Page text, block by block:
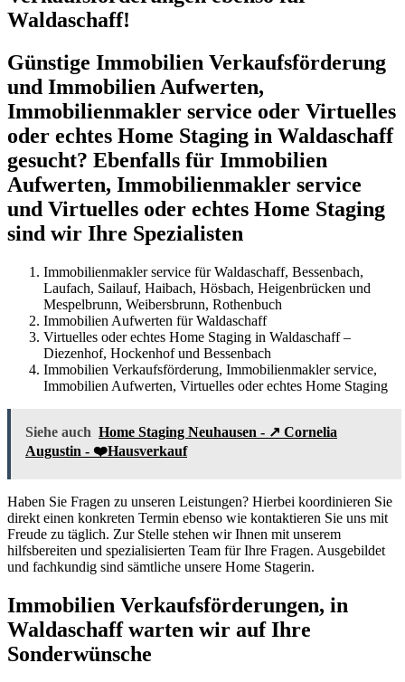
Waldaschaff!
Günstige Immobilien Verkaufsförderung
und Immobilien Aufwerten,
Immobilienmakler service oder Virtuelles
oder echtes Home Staging in Waldaschaff
gesucht? Ebenfalls für Immobilien
Aufwerten, Immobilienmakler service
und Virtuelles oder echtes Home Staging
sind wir Ihre Spezialisten
Immobilienmakler service für Waldaschaff, Bessenbach,
Laufach, Sailauf, Haibach, Hösbach, Heigenbrücken und
Mespelbrunn, Weibersbrunn, Rothenbuch
Immobilien Aufwerten für Waldaschaff
Virtuelles oder echtes Home Staging in Waldaschaff –
Diezenhof, Hockenhof und Bessenbach
Immobilien Verkaufsförderung, Immobilienmakler service,
Immobilien Aufwerten, Virtuelles oder echtes Home Staging
Siehe auch Home Staging Neuhausen - ↗️ Cornelia
Augustin - ❤️Hausverkauf
Haben Sie Fragen zu unseren Leistungen? Hierbei koordinieren Sie
direkt einen konkreten Termin ebenso wie kontaktieren Sie uns mit
Freude zu täglich. Zur Stelle stehen wir Ihnen mit unserem
hilfsbereiten und spezialisierten Team für Ihre Fragen. Ausgebildet
und fachkundig sind sämtliche unsere Home Stagerin.
Immobilien Verkaufsförderungen, in
Waldaschaff warten wir auf Ihre
Sonderwünsche